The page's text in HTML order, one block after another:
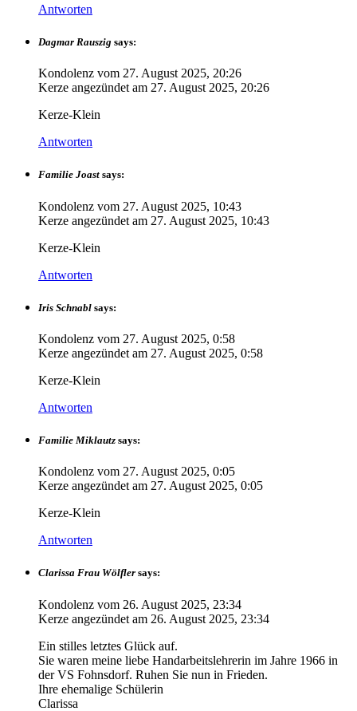
Antworten
Dagmar Rauszig says:
Kondolenz vom 27. August 2025, 20:26
Kerze angezündet am 27. August 2025, 20:26
Kerze-Klein
Antworten
Familie Joast says:
Kondolenz vom 27. August 2025, 10:43
Kerze angezündet am 27. August 2025, 10:43
Kerze-Klein
Antworten
Iris Schnabl says:
Kondolenz vom 27. August 2025, 0:58
Kerze angezündet am 27. August 2025, 0:58
Kerze-Klein
Antworten
Familie Miklautz says:
Kondolenz vom 27. August 2025, 0:05
Kerze angezündet am 27. August 2025, 0:05
Kerze-Klein
Antworten
Clarissa Frau Wölfler says:
Kondolenz vom 26. August 2025, 23:34
Kerze angezündet am 26. August 2025, 23:34
Ein stilles letztes Glück auf.
Sie waren meine liebe Handarbeitslehrerin im Jahre 1966 in
der VS Fohnsdorf. Ruhen Sie nun in Frieden.
Ihre ehemalige Schülerin
Clarissa